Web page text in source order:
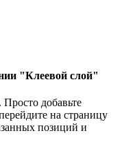
"Клеевой слой"
добавьте
на страницу
позиций и